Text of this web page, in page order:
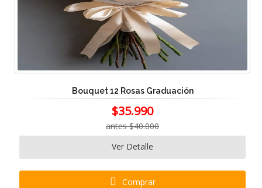
Bouquet 12 Rosas Graduación
$35.990
antes $40.000
Ver Detalle
Comprar